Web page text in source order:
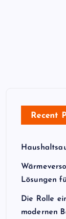
Recent
Lösungen
Die Rolle
modernen